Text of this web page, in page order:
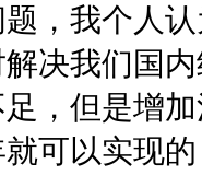
，我个人
决我们国
，但是增
可以实现